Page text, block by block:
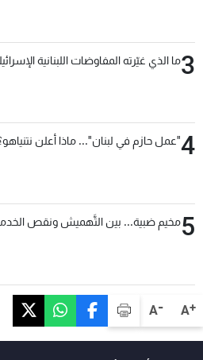
A+
A-
3ما الذي غيّرته المفاوضات اللبنانية
4"عمل حازم في لبنان"... ماذا أعلن
5مخيم ضبية... بين التَّهميش ونقص